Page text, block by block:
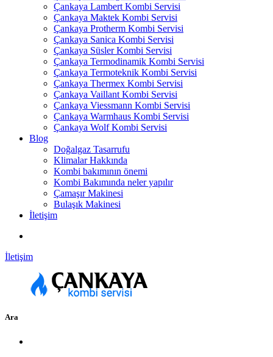
Çankaya Lambert Kombi Servisi
Çankaya Maktek Kombi Servisi
Çankaya Protherm Kombi Servisi
Çankaya Sanica Kombi Servisi
Çankaya Süsler Kombi Servisi
Çankaya Termodinamik Kombi Servisi
Çankaya Termoteknik Kombi Servisi
Çankaya Thermex Kombi Servisi
Çankaya Vaillant Kombi Servisi
Çankaya Viessmann Kombi Servisi
Çankaya Warmhaus Kombi Servisi
Çankaya Wolf Kombi Servisi
Blog
Doğalgaz Tasarrufu
Klimalar Hakkında
Kombi bakımının önemi
Kombi Bakımında neler yapılır
Çamaşır Makinesi
Bulaşık Makinesi
İletişim
İletişim
Ara